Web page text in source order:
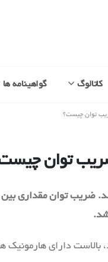
کاتالوگ گواهینامه ها
توان چیست؟
ضریب توان